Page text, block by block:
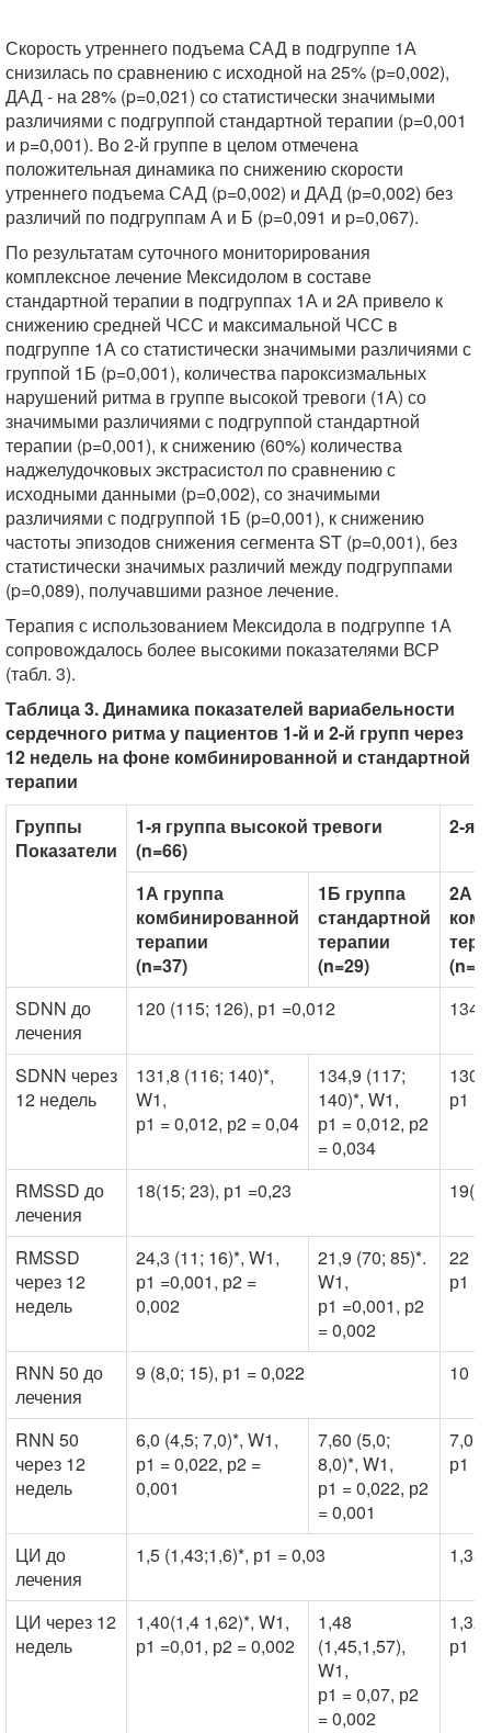
Скорость утреннего подъема САД в подгруппе 1А
снизилась по сравнению с исходной на 25% (p=0,002),
ДАД - на 28% (p=0,021) со статистически значимыми
различиями с подгруппой стандартной терапии (p=0,001
и p=0,001). Во 2-й группе в целом отмечена
положительная динамика по снижению скорости
утреннего подъема САД (p=0,002) и ДАД (p=0,002) без
различий по подгруппам А и Б (p=0,091 и p=0,067).
По результатам суточного мониторирования
комплексное лечение Мексидолом в составе
стандартной терапии в подгруппах 1А и 2А привело к
снижению средней ЧСС и максимальной ЧСС в
подгруппе 1А со статистически значимыми различиями с
группой 1Б (p=0,001), количества пароксизмальных
нарушений ритма в группе высокой тревоги (1А) со
значимыми различиями с подгруппой стандартной
терапии (p=0,001), к снижению (60%) количества
наджелудочковых экстрасистол по сравнению с
исходными данными (p=0,002), со значимыми
различиями с подгруппой 1Б (p=0,001), к снижению
частоты эпизодов снижения сегмента ST (p=0,001), без
статистически значимых различий между подгруппами
(p=0,089), получавшими разное лечение.
Терапия с использованием Мексидола в подгруппе 1А
сопровождалось более высокими показателями ВСР
(табл. 3).
Таблица 3. Динамика показателей вариабельности
сердечного ритма у пациентов 1-й и 2-й групп через
12 недель на фоне комбинированной и стандартной
терапии
Группы
Показатели
1-я группа высокой тревоги
(n=66)
2-я
1А группа
комбинированной
терапии
(n=37)
1Б группа
стандартной
терапии
(n=29)
2А
SDNN до
лечения
120 (115; 126), р1 =0,012 134
SDNN через
12 недель
131,8 (116; 140)*,
W1,
р1 = 0,012, р2 = 0,04
134,9 (117;
140)*, W1,
р1 = 0,012, р2
= 0,034
130
р1 =
RMSSD до
лечения
18(15; 23), р1 =0,23
RMSSD
через 12
недель
24,3 (11; 16)*, W1,
р1 =0,001, р2 =
0,002
21,9 (70; 85)*.
W1,
р1 =0,001, р2
= 0,002
22
р1 =
RNN 50 до
лечения
9 (8,0; 15), р1 = 0,022 10
RNN 50
через 12
недель
6,0 (4,5; 7,0)*, W1,
р1 = 0,022, р2 =
0,001
7,60 (5,0;
8,0)*, W1,
р1 = 0,022, р2
= 0,001
7,0
р1 =
ЦИ до
лечения
1,5 (1,43;1,6)*, р1 = 0,03 1,35
ЦИ через 12
недель
1,40(1,4 1,62)*, W1,
р1 =0,01, р2 = 0,002
1,48
(1,45,1,57),
W1,
р1 = 0,07, р2
= 0,002
1,32
р1 =